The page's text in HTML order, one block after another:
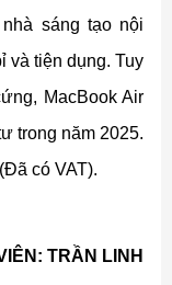
sáng tạo nội
và tiện dụng. Tuy
MacBook Air
trong năm 2025.
(Đã có VAT).
TRẦN LINH